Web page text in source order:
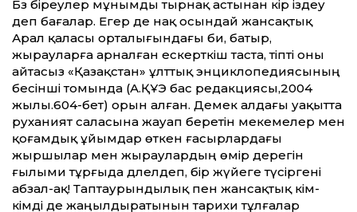
Бәз біреулер мұнымды тырнақ астынан кір іздеу
деп бағалар. Егер де нақ осындай жансақтық
Арал қаласы орталығындағы би, батыр,
жырауларға арналған ескерткіш таста, тіпті оны
айтасыз «Қазақ­стан» ұлттық энциклопедиясының
бесінші томында (А.ҚҰЭ бас редакциясы,2004
жылы.604-бет) орын алған. Демек алдағы уақытта
руханият саласына жауап беретін мекемелер мен
қоғамдық ұйымдар өткен ғасырлардағы
жыршылар мен жыраулардың өмір дерегін
ғылыми тұрғыда дәлелдеп, бір жүйеге түсіргені
абзал-ақ! Таптаурындылық пен жансақтық кім-
кімді де жаңылдыратынын тарихи тұлғалар